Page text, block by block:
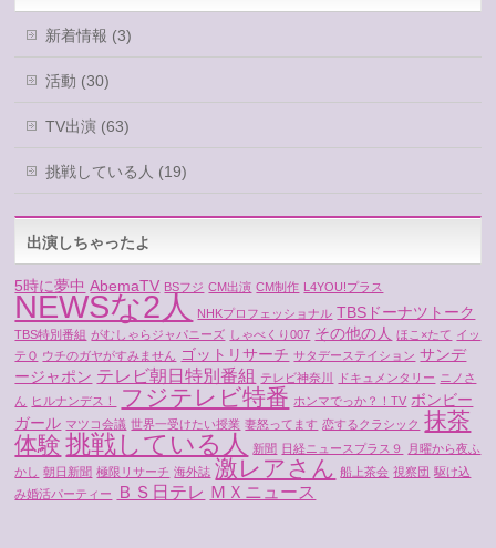
新着情報 (3)
活動 (30)
TV出演 (63)
挑戦している人 (19)
出演しちゃったよ
5時に夢中 AbemaTV BSフジ CM出演 CM制作 L4YOU!プラス
NEWSな2人 NHKプロフェッショナル TBSドーナツトーク
TBS特別番組 がむしゃらジャパニーズ しゃべくり007 その他の人 ほこ×たて イッ
テＱ ウチのガヤがすみません ゴットリサーチ サタデーステイション サンデ
ージャポン テレビ朝日特別番組 テレビ神奈川 ドキュメンタリー ニノさ
ん ヒルナンデス！ フジテレビ特番 ホンマでっか？！TV ボンビー
ガール マツコ会議 世界一受けたい授業 妻怒ってます 恋するクラシック 抹茶
体験 挑戦している人 新聞 日経ニュースプラス９
月曜から夜ふ
かし 朝日新聞 極限リサーチ 海外誌 激レアさん 船上茶会 視察団 駆け込
み婚活パーティー
ＢＳ日テレ ＭＸニュース